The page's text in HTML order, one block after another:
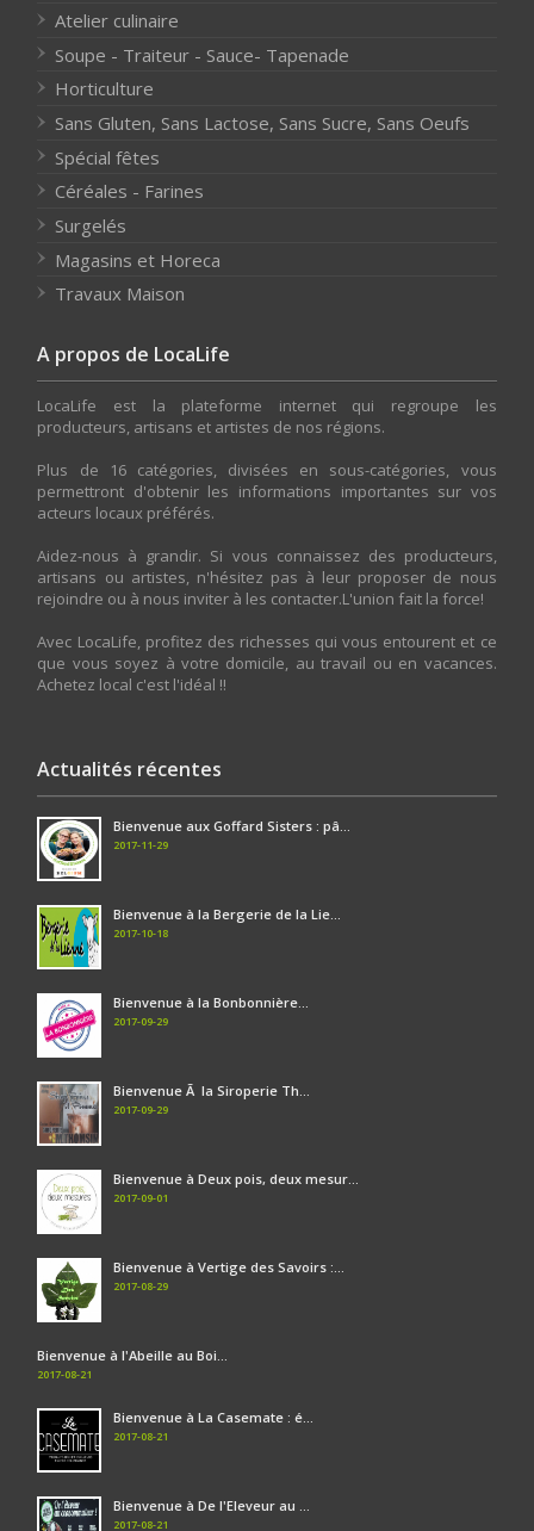
Atelier culinaire
Soupe - Traiteur - Sauce- Tapenade
Horticulture
Sans Gluten, Sans Lactose, Sans Sucre, Sans Oeufs
Spécial fêtes
Céréales - Farines
Surgelés
Magasins et Horeca
Travaux Maison
A propos de LocaLife
LocaLife est la plateforme internet qui regroupe les
producteurs, artisans et artistes de nos régions.
Plus de 16 catégories, divisées en sous-catégories, vous
permettront d'obtenir les informations importantes sur vos
acteurs locaux préférés.
Aidez-nous à grandir. Si vous connaissez des producteurs,
artisans ou artistes, n'hésitez pas à leur proposer de nous
rejoindre ou à nous inviter à les contacter.L'union fait la force!
Avec LocaLife, profitez des richesses qui vous entourent et ce
que vous soyez à votre domicile, au travail ou en vacances.
Achetez local c'est l'idéal !!
Actualités récentes
Bienvenue aux Goffard Sisters : pâ...
2017-11-29
Bienvenue à la Bergerie de la Lie...
2017-10-18
Bienvenue à la Bonbonnière...
2017-09-29
Bienvenue Ã la Siroperie Th...
2017-09-29
Bienvenue à Deux pois, deux mesur...
2017-09-01
Bienvenue à Vertige des Savoirs :...
2017-08-29
Bienvenue à l'Abeille au Boi...
2017-08-21
Bienvenue à La Casemate : é...
2017-08-21
Bienvenue à De l'Eleveur au ...
2017-08-21